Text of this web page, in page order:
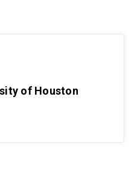
of Houston